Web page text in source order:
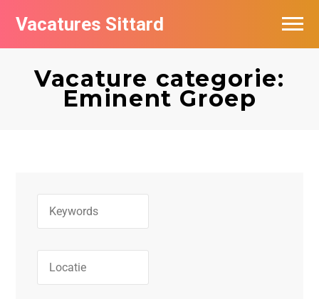
Vacatures Sittard
Vacature categorie:
Eminent Groep
Vacatures per bedrijf
De populairste vacatures in Sittard